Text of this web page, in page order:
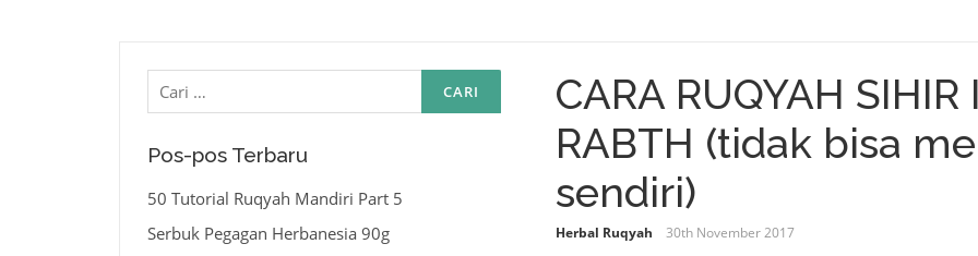
CARA RUQYAH
RABTH (tidak bisa
sendiri)
Herbal Ruqyah 30th November 2017
Cari
untuk:
Pos-pos Terbaru
50 Tutorial Ruqyah Mandiri Part 5
Serbuk Pegagan Herbanesia 90g